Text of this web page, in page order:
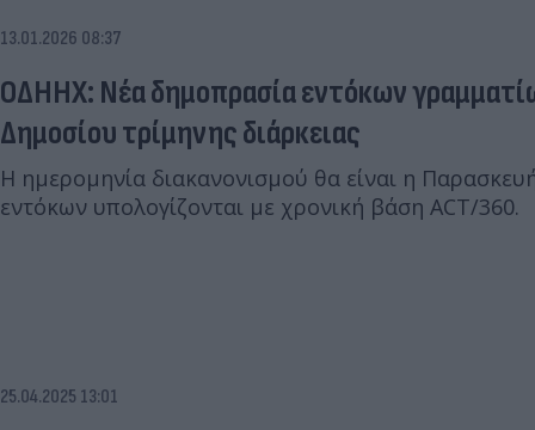
13.01.2026 08:37
ΟΔΗΗΧ: Νέα δημοπρασία εντόκων
Δημοσίου τρίμηνης διάρκειας
Η ημερομηνία διακανονισμού θα είναι η
εντόκων υπολογίζονται με χρονική βάση ACT/360.
25.04.2025 13:01